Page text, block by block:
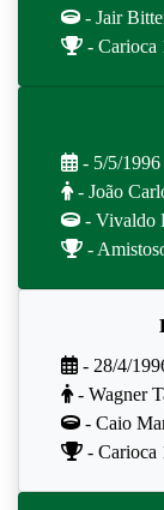
- Jair
- Carioca
- 5/5/1996
- João
- Vivaldo
-
- 28/4/
- Wagner
- Caio
- Carioca